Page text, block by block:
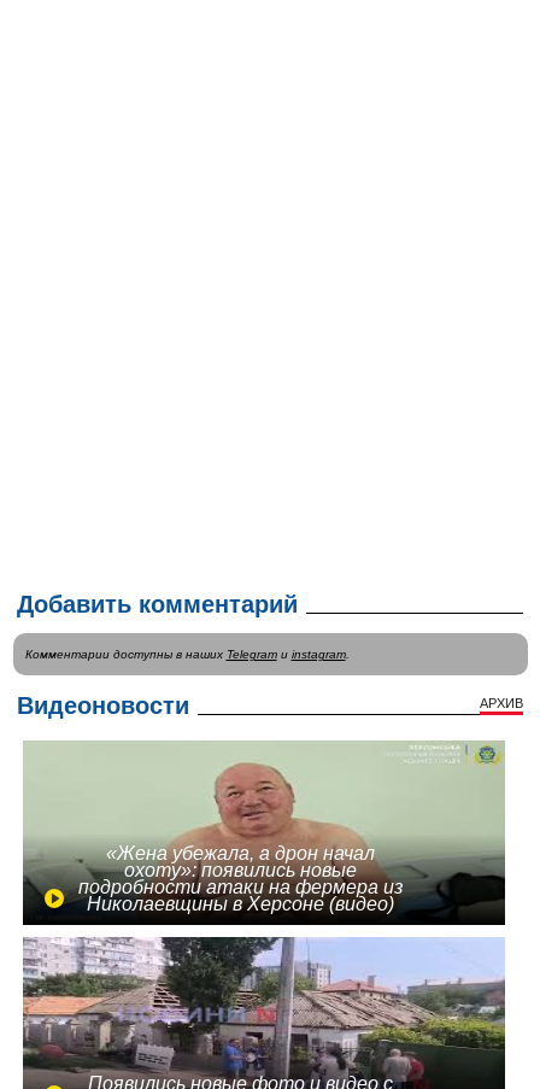
Добавить комментарий
Комментарии доступны в наших Telegramи instagram.
Видеоновости АРХИВ
«Жена убежала, а дрон начал
охоту»: появились новые
подробности атаки на фермера из
Николаевщины в Херсоне (видео)
Появились новые фото и видео с